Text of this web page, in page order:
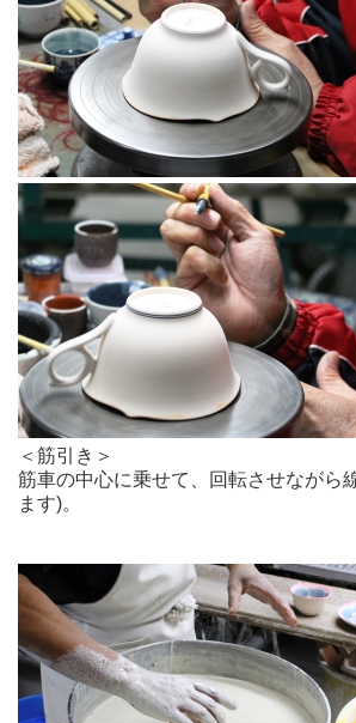
＜筋引き＞
筋車の中心に乗せて、回転させながら
ます)。